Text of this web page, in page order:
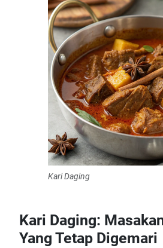
Kari Daging
Kari Daging:
Yang Tetap Digemari